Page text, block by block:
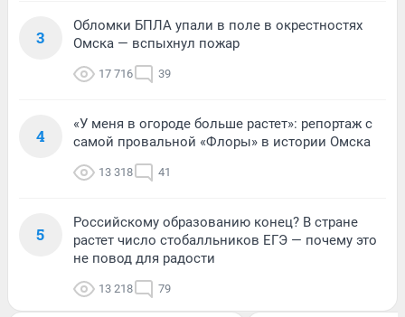
3
Обломки БПЛА упали в поле в окрестностях
Омска — вспыхнул пожар
17 716 39
4
«У меня в огороде больше растет»: репортаж с
самой провальной «Флоры» в истории Омска
13 318 41
5
Российскому образованию конец? В стране
растет число стобалльников ЕГЭ — почему это
не повод для радости
13 218 79